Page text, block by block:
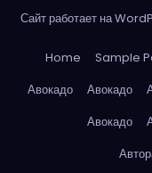
Сайт работает на
Home Sample
Авокадо
Авокадо
Авокадо